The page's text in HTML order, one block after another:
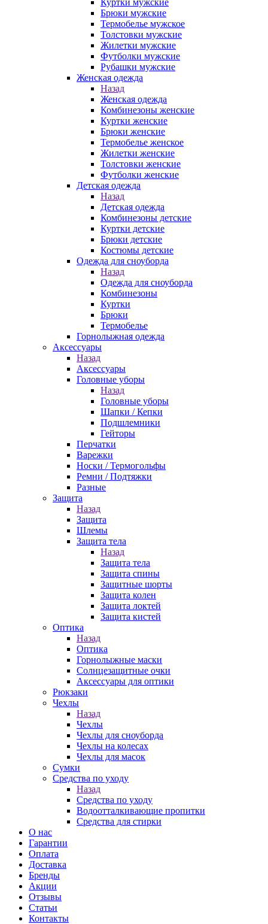
Куртки мужские
Брюки мужские
Термобелье мужское
Толстовки мужские
Жилетки мужские
Футболки мужские
Рубашки мужские
Женская одежда
Назад
Женская одежда
Комбинезоны женские
Куртки женские
Брюки женские
Термобелье женское
Жилетки женские
Толстовки женские
Футболки женские
Детская одежда
Назад
Детская одежда
Комбинезоны детские
Куртки детские
Брюки детские
Костюмы детские
Одежда для сноуборда
Назад
Одежда для сноуборда
Комбинезоны
Куртки
Брюки
Термобелье
Горнолыжная одежда
Аксессуары
Назад
Аксессуары
Головные уборы
Назад
Головные уборы
Шапки / Кепки
Подшлемники
Гейторы
Перчатки
Варежки
Носки / Термогольфы
Ремни / Подтяжки
Разные
Защита
Назад
Защита
Шлемы
Защита тела
Назад
Защита тела
Защита спины
Защитные шорты
Защита колен
Защита локтей
Защита кистей
Оптика
Назад
Оптика
Горнолыжные маски
Солнцезащитные очки
Аксессуары для оптики
Рюкзаки
Чехлы
Назад
Чехлы
Чехлы для сноуборда
Чехлы на колесах
Чехлы для масок
Сумки
Средства по уходу
Назад
Средства по уходу
Водоотталкивающие пропитки
Средства для стирки
О нас
Гарантии
Оплата
Доставка
Бренды
Акции
Отзывы
Статьи
Контакты